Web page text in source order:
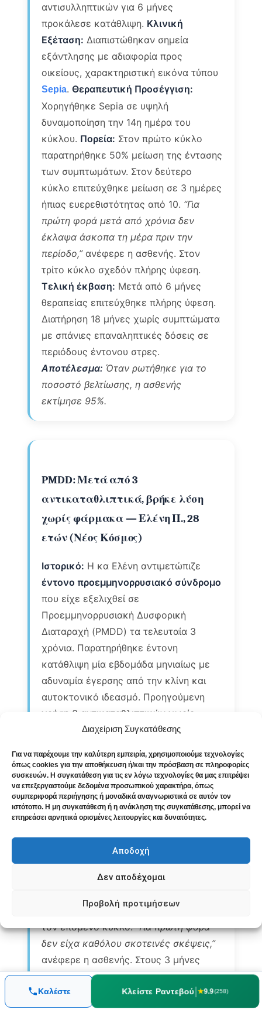
Διαχείριση Συγκατάθεσης
Για να παρέχουμε την καλύτερη εμπειρία, χρησιμοποιούμε τεχνολογίες
όπως cookies για την αποθήκευση ή/και την πρόσβαση σε πληροφορίες
συσκευών. Η συγκατάθεση για τις εν λόγω τεχνολογίες θα μας επιτρέψει
να επεξεργαστούμε δεδομένα προσωπικού χαρακτήρα, όπως
συμπεριφορά περιήγησης ή μοναδικά αναγνωριστικά σε αυτόν τον
ιστότοπο. Η μη συγκατάθεση ή η ανάκληση της συγκατάθεσης, μπορεί να
επηρεάσει αρνητικά ορισμένες λειτουργίες και δυνατότητες.
Αποδοχή
Δεν αποδέχομαι
Προβολή προτιμήσεων
αντισυλληπτικών για 6 μήνες
προκάλεσε κατάθλιψη. Κλινική
Εξέταση: Διαπιστώθηκαν σημεία
εξάντλησης με αδιαφορία προς
οικείους, χαρακτηριστική εικόνα τύπου
Sepia. Θεραπευτική Προσέγγιση:
Χορηγήθηκε Sepia σε υψηλή
δυναμοποίηση την 14η ημέρα του
κύκλου. Πορεία: Στον πρώτο κύκλο
παρατηρήθηκε 50% μείωση της έντασης
των συμπτωμάτων. Στον δεύτερο
κύκλο επιτεύχθηκε μείωση σε 3 ημέρες
ήπιας ευερεθιστότητας από 10. “Για
πρώτη φορά μετά από χρόνια δεν
έκλαψα άσκοπα τη μέρα πριν την
περίοδο,”ανέφερε η ασθενής. Στον
τρίτο κύκλο σχεδόν πλήρης ύφεση.
Τελική έκβαση: Μετά από 6 μήνες
θεραπείας επιτεύχθηκε πλήρης ύφεση.
Διατήρηση 18 μήνες χωρίς συμπτώματα
με σπάνιες επαναληπτικές δόσεις σε
περιόδους έντονου στρες.
Αποτέλεσμα: Όταν ρωτήθηκε για το
ποσοστό βελτίωσης, η ασθενής
εκτίμησε 95%.
PMDD: Μετά από 3
αντικαταθλιπτικά, βρήκε λύση
χωρίς φάρμακα — Ελένη Π., 28
ετών (Νέος Κόσμος)
Ιστορικό: Η κα Ελένη αντιμετώπιζε
έντονο προεμμηνορρυσιακό σύνδρομο
που είχε εξελιχθεί σε
Προεμμηνορρυσιακή Δυσφορική
Διαταραχή (PMDD) τα τελευταία 3
χρόνια. Παρατηρήθηκε έντονη
κατάθλιψη μία εβδομάδα μηνιαίως με
αδυναμία έγερσης από την κλίνη και
αυτοκτονικό ιδεασμό. Προηγούμενη
χρήση 3 αντικαταθλιπτικών χωρίς
αποτέλεσμα.Κλινική Εξέταση:
πατέρα προ πενταετίας και
συναισθηματικής κακοποίησης στην
εφηβεία.Θεραπευτική Προσέγγιση:
Αρχικά χορηγήθηκεNatrum muriaticum
επανεκτίμηση, μετάβαση σε
Staphysagria λόγω καταπιεσμένου
θυμού και τραύματος. Σύσταση για
Παρατηρήθηκε θεαματική αλλαγή από
τον επόμενο κύκλο.“Για πρώτη φορά
δεν είχα καθόλου σκοτεινές σκέψεις,”
ανέφερε η ασθενής. Στους 3 μήνες
υποχώρηση κατάθλιψης κατά 70%.
Τελική έκβαση:
Μετά από 8 μήνες
Καλέστε Κλείστε Ραντεβού| ★9.9(258)